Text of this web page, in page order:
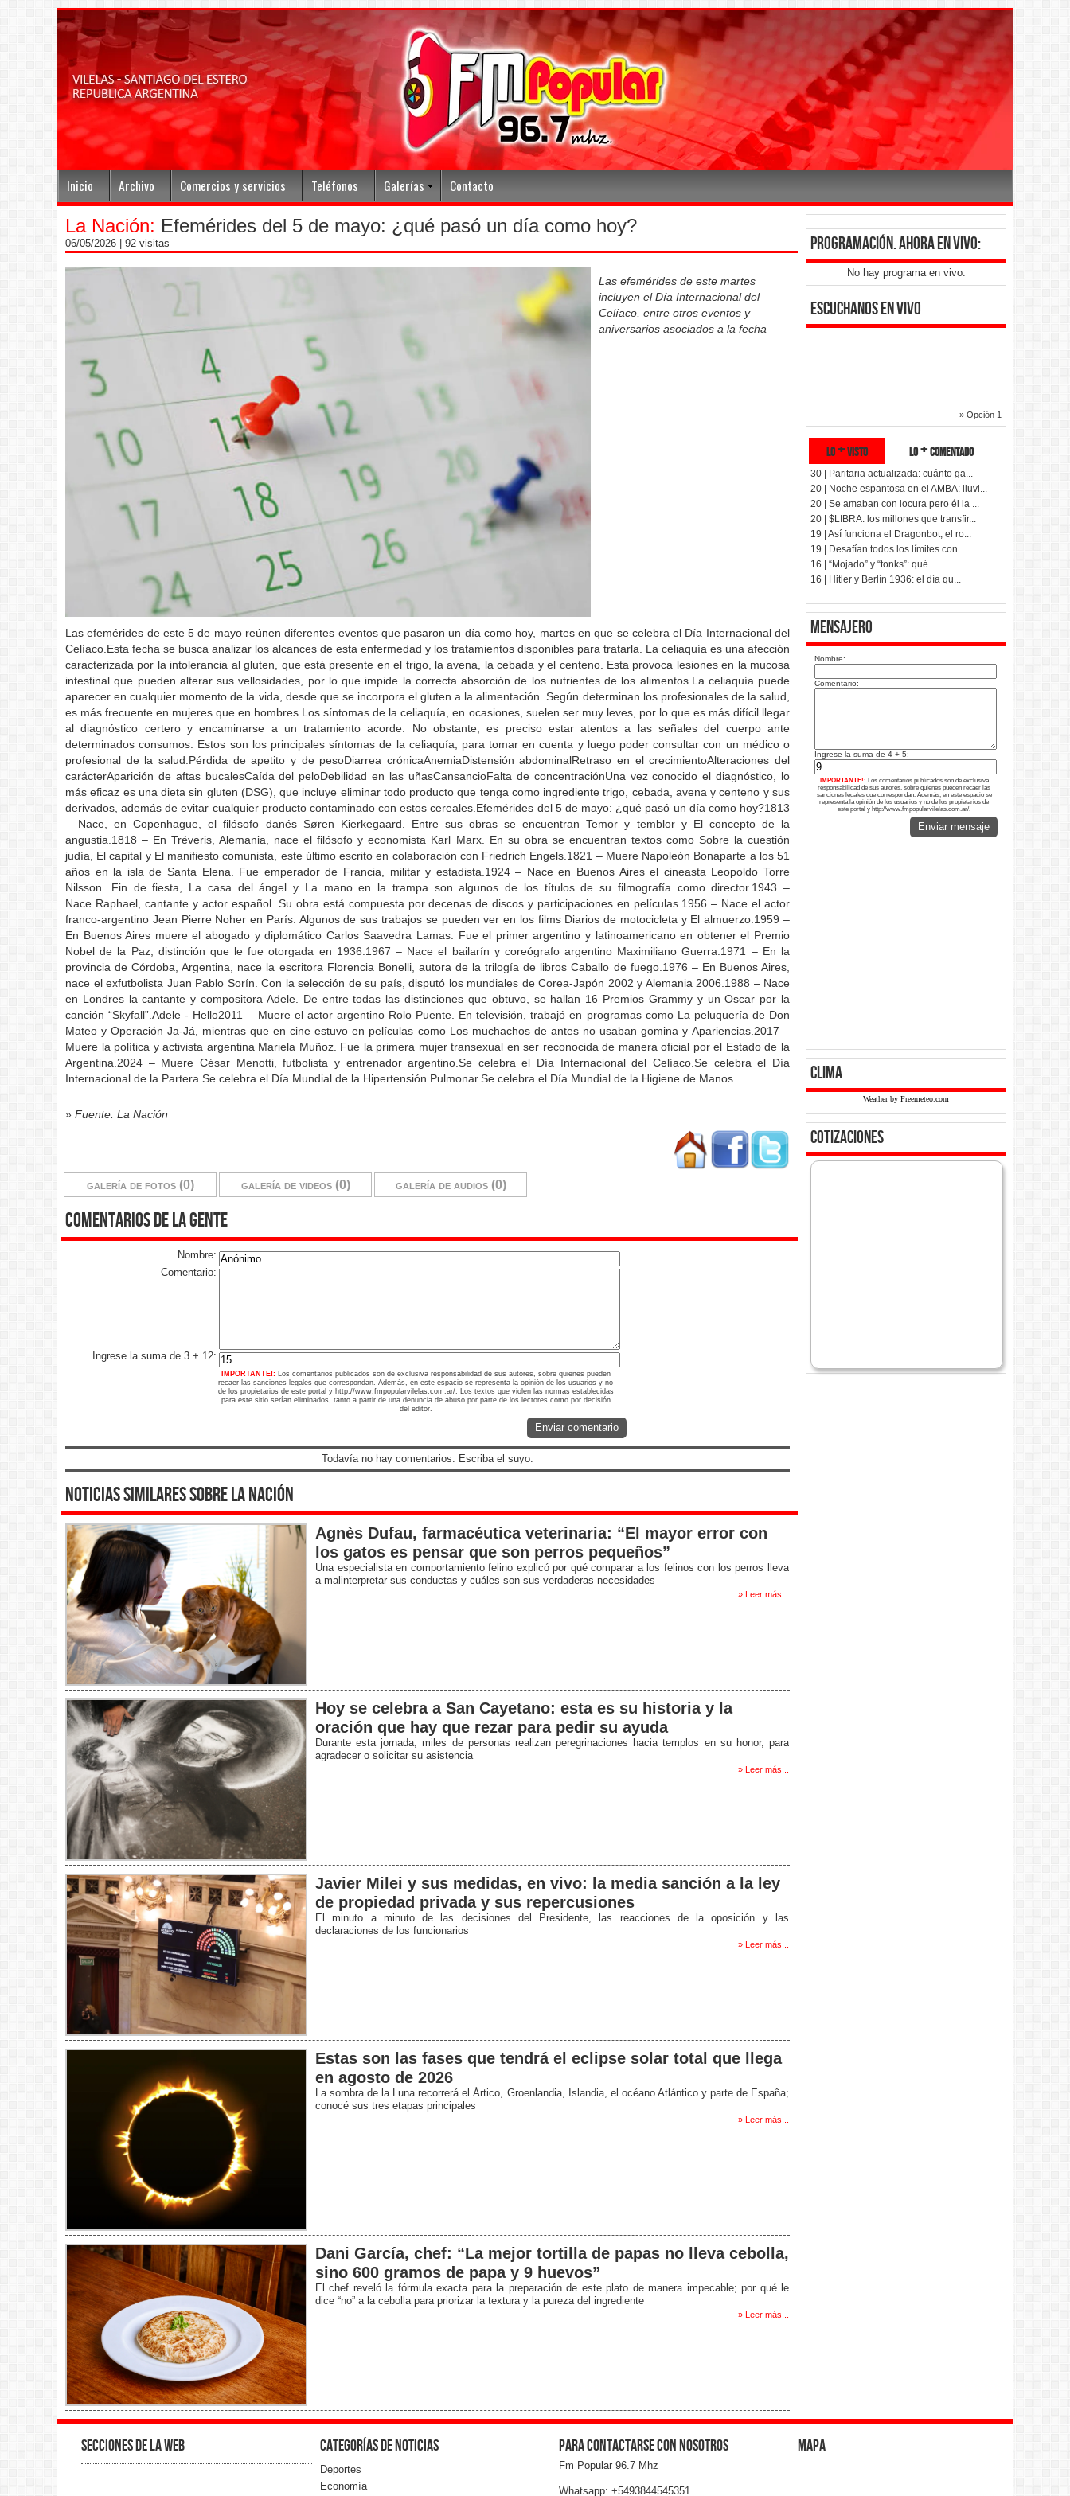
Inicio Archivo Comercios y servicios Teléfonos Galerías Contacto
La Nación: Efemérides del 5 de mayo: ¿qué pasó un día como hoy?
06/05/2026 | 92 visitas
Las efemérides de este martes
incluyen el Día Internacional del
Celíaco, entre otros eventos y
aniversarios asociados a la fecha
Las efemérides de este 5 de mayo reúnen diferentes eventos que pasaron un día como hoy, martes en que se celebra el Día Internacional del
Celíaco.Esta fecha se busca analizar los alcances de esta enfermedad y los tratamientos disponibles para tratarla. La celiaquía es una afección
caracterizada por la intolerancia al gluten, que está presente en el trigo, la avena, la cebada y el centeno. Esta provoca lesiones en la mucosa
intestinal que pueden alterar sus vellosidades, por lo que impide la correcta absorción de los nutrientes de los alimentos.La celiaquía puede
aparecer en cualquier momento de la vida, desde que se incorpora el gluten a la alimentación. Según determinan los profesionales de la salud,
es más frecuente en mujeres que en hombres.Los síntomas de la celiaquía, en ocasiones, suelen ser muy leves, por lo que es más difícil llegar
al diagnóstico certero y encaminarse a un tratamiento acorde. No obstante, es preciso estar atentos a las señales del cuerpo ante
determinados consumos. Estos son los principales síntomas de la celiaquía, para tomar en cuenta y luego poder consultar con un médico o
profesional de la salud:Pérdida de apetito y de pesoDiarrea crónicaAnemiaDistensión abdominalRetraso en el crecimientoAlteraciones del
carácterAparición de aftas bucalesCaída del peloDebilidad en las uñasCansancioFalta de concentraciónUna vez conocido el diagnóstico, lo
más eficaz es una dieta sin gluten (DSG), que incluye eliminar todo producto que tenga como ingrediente trigo, cebada, avena y centeno y sus
derivados, además de evitar cualquier producto contaminado con estos cereales.Efemérides del 5 de mayo: ¿qué pasó un día como hoy?1813
– Nace, en Copenhague, el filósofo danés Søren Kierkegaard. Entre sus obras se encuentran Temor y temblor y El concepto de la
angustia.1818 – En Tréveris, Alemania, nace el filósofo y economista Karl Marx. En su obra se encuentran textos como Sobre la cuestión
judía, El capital y El manifiesto comunista, este último escrito en colaboración con Friedrich Engels.1821 – Muere Napoleón Bonaparte a los 51
años en la isla de Santa Elena. Fue emperador de Francia, militar y estadista.1924 – Nace en Buenos Aires el cineasta Leopoldo Torre
Nilsson. Fin de fiesta, La casa del ángel y La mano en la trampa son algunos de los títulos de su filmografía como director.1943 –
Nace Raphael, cantante y actor español. Su obra está compuesta por decenas de discos y participaciones en películas.1956 – Nace el actor
franco-argentino Jean Pierre Noher en París. Algunos de sus trabajos se pueden ver en los films Diarios de motocicleta y El almuerzo.1959 –
En Buenos Aires muere el abogado y diplomático Carlos Saavedra Lamas. Fue el primer argentino y latinoamericano en obtener el Premio
Nobel de la Paz, distinción que le fue otorgada en 1936.1967 – Nace el bailarín y coreógrafo argentino Maximiliano Guerra.1971 – En la
provincia de Córdoba, Argentina, nace la escritora Florencia Bonelli, autora de la trilogía de libros Caballo de fuego.1976 – En Buenos Aires,
nace el exfutbolista Juan Pablo Sorín. Con la selección de su país, disputó los mundiales de Corea-Japón 2002 y Alemania 2006.1988 – Nace
en Londres la cantante y compositora Adele. De entre todas las distinciones que obtuvo, se hallan 16 Premios Grammy y un Oscar por la
canción “Skyfall”.Adele - Hello2011 – Muere el actor argentino Rolo Puente. En televisión, trabajó en programas como La peluquería de Don
Mateo y Operación Ja-Já, mientras que en cine estuvo en películas como Los muchachos de antes no usaban gomina y Apariencias.2017 –
Muere la política y activista argentina Mariela Muñoz. Fue la primera mujer transexual en ser reconocida de manera oficial por el Estado de la
Argentina.2024 – Muere César Menotti, futbolista y entrenador argentino.Se celebra el Día Internacional del Celíaco.Se celebra el Día
Internacional de la Partera.Se celebra el Día Mundial de la Hipertensión Pulmonar.Se celebra el Día Mundial de la Higiene de Manos.
» Fuente: La Nación
galería de fotos (0) galería de videos (0) galería de audios (0)
comentarios de la gente
Nombre:
Comentario:
Ingrese la suma de 3 + 12:
IMPORTANTE!:
Los comentarios publicados son de exclusiva responsabilidad de sus autores, sobre quienes pueden
recaer las sanciones legales que correspondan. Además, en este espacio se representa la opinión de los usuarios y no
de los propietarios de este portal y http://www.fmpopularvilelas.com.ar/. Los textos que violen las normas establecidas
para este sitio serían eliminados, tanto a partir de una denuncia de abuso por parte de los lectores como por decisión
del editor.
Enviar comentario
Todavía no hay comentarios. Escriba el suyo.
noticias similares sobre la nación
Agnès Dufau, farmacéutica veterinaria: “El mayor error con
los gatos es pensar que son perros pequeños”
Una especialista en comportamiento felino explicó por qué comparar a los felinos con los perros lleva
a malinterpretar sus conductas y cuáles son sus verdaderas necesidades
» Leer más...
Hoy se celebra a San Cayetano: esta es su historia y la
oración que hay que rezar para pedir su ayuda
Durante esta jornada, miles de personas realizan peregrinaciones hacia templos en su honor, para
agradecer o solicitar su asistencia
» Leer más...
Javier Milei y sus medidas, en vivo: la media sanción a la ley
de propiedad privada y sus repercusiones
El minuto a minuto de las decisiones del Presidente, las reacciones de la oposición y las
declaraciones de los funcionarios
» Leer más...
Estas son las fases que tendrá el eclipse solar total que llega
en agosto de 2026
La sombra de la Luna recorrerá el Ártico, Groenlandia, Islandia, el océano Atlántico y parte de España;
conocé sus tres etapas principales
» Leer más...
Dani García, chef: “La mejor tortilla de papas no lleva cebolla,
sino 600 gramos de papa y 9 huevos”
El chef reveló la fórmula exacta para la preparación de este plato de manera impecable; por qué le
dice “no” a la cebolla para priorizar la textura y la pureza del ingrediente
» Leer más...
programación. ahora en vivo:
No hay programa en vivo.
Escuchanos en vivo
» Opción 1
lo + visto lo + comentado
30 | Paritaria actualizada: cuánto ga...
20 | Noche espantosa en el AMBA: lluvi...
20 | Se amaban con locura pero él la ...
20 | $LIBRA: los millones que transfir...
19 | Así funciona el Dragonbot, el ro...
19 | Desafían todos los límites con ...
16 | “Mojado” y “tonks”: qué ...
16 | Hitler y Berlín 1936: el día qu...
Mensajero
Nombre:
Comentario:
Ingrese la suma de 4 + 5:
IMPORTANTE!: Los comentarios publicados son de exclusiva
responsabilidad de sus autores, sobre quienes pueden recaer las
sanciones legales que correspondan. Además, en este espacio se
representa la opinión de los usuarios y no de los propietarios de
este portal y http://www.fmpopularvilelas.com.ar/.
Enviar mensaje
clima
Weather by Freemeteo.com
cotizaciones
Secciones de la web Categorías de noticias
Deportes
Economía
Para contactarse con nosotros
Fm Popular 96.7 Mhz
Whatsapp: +5493844545351
Mapa